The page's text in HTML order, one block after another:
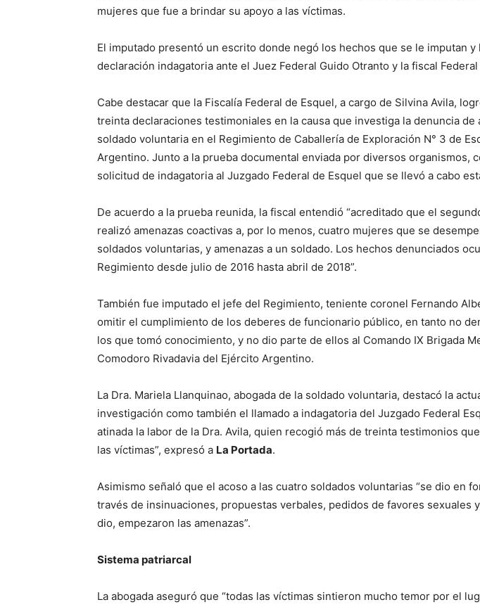
mujeres que fue a brindar su apoyo a las víctimas.
El imputado presentó un escrito donde negó los hechos que se le imputan y
declaración indagatoria ante el Juez Federal Guido Otranto y la fiscal Federal
Cabe destacar que la Fiscalía Federal de Esquel, a cargo de Silvina Avila,
treinta declaraciones testimoniales en la causa que investiga la denuncia de
soldado voluntaria en el Regimiento de Caballería de Exploración N° 3 de
Argentino. Junto a la prueba documental enviada por diversos organismos,
solicitud de indagatoria al Juzgado Federal de Esquel que se llevó a cabo
De acuerdo a la prueba reunida, la fiscal entendió “acreditado que el
realizó amenazas coactivas a, por lo menos, cuatro mujeres que se
soldados voluntarias, y amenazas a un soldado. Los hechos denunciados
Regimiento desde julio de 2016 hasta abril de 2018”.
También fue imputado el jefe del Regimiento, teniente coronel Fernando
omitir el cumplimiento de los deberes de funcionario público, en tanto no
los que tomó conocimiento, y no dio parte de ellos al Comando IX Brigada
Comodoro Rivadavia del Ejército Argentino.
La Dra. Mariela Llanquinao, abogada de la soldado voluntaria, destacó la
investigación como también el llamado a indagatoria del Juzgado Federal
atinada la labor de la Dra. Avila, quien recogió más de treinta testimonios
las víctimas”, expresó a La Portada.
Asimismo señaló que el acoso a las cuatro soldados voluntarias “se dio en
través de insinuaciones, propuestas verbales, pedidos de favores sexuales
dio, empezaron las amenazas”.
Sistema patriarcal
La abogada aseguró que “todas las víctimas sintieron mucho temor por el